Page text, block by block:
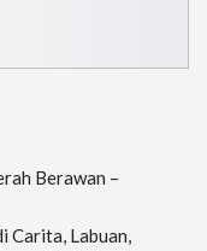
Berawan –
Carita, Labuan,